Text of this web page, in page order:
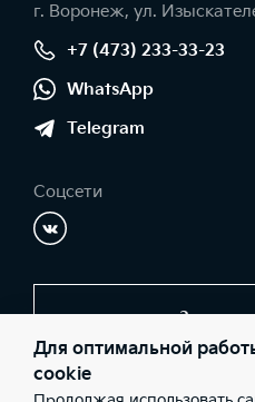
г. Воронеж, ул.
+7 (473) 233-33-23
WhatsApp
Telegram
Соцсети
Для оптимальной
cookie